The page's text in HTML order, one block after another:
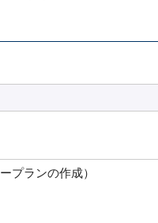
プランの作成）